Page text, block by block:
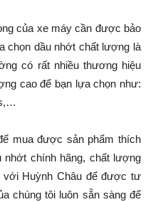
của xe máy cần được bảo
chọn dầu nhớt chất lượng là
có rất nhiều thương hiệu
cao để bạn lựa chọn như:
mua được sản phẩm thích
chính hãng, chất lượng
với Huỳnh Châu để được tư
chúng tôi luôn sẵn sàng để